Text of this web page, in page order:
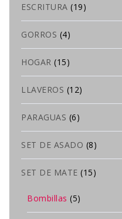
ESCRITURA (19)
GORROS (4)
HOGAR (15)
LLAVEROS (12)
PARAGUAS (6)
SET DE ASADO (8)
SET DE MATE (15)
Bombillas (5)